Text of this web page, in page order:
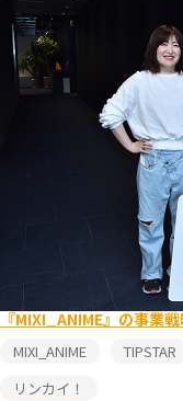
『MIXI_ANIME』の事業
MIXI_ANIME TIPSTAR
リンカイ！